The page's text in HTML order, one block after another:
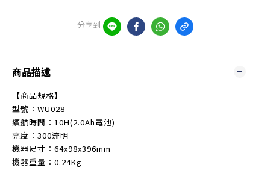
分享到
商品描述
【商品規格】
型號：WU028
續航時間：10H(2.0Ah電池)
亮度：300流明
機器尺寸：64x98x396mm
機器重量：0.24Kg